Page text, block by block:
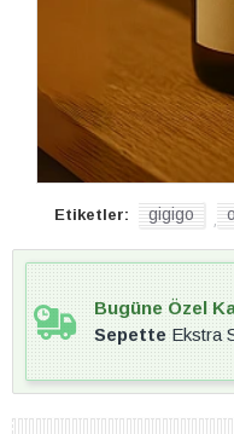
Etiketler: gigigo
Bugüne Özel
SepetteEkstra